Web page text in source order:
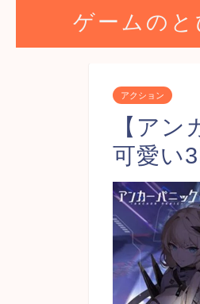
ゲームのと
アクション
【ア
可愛い